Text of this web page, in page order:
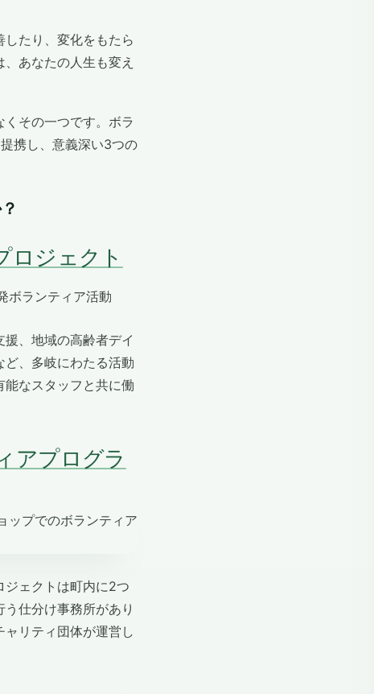
たり、変化をもたら
あなたの人生も変え
その一つです。ボラ
携し、意義深い3つの
ロジェクト
、地域の高齢者デイ
、多岐にわたる活動
なスタッフと共に働
アプログラ
ジェクトは町内に2つ
仕分け事務所があり
リティ団体が運営し